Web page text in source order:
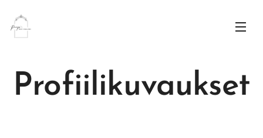
Profiilikuvaukset